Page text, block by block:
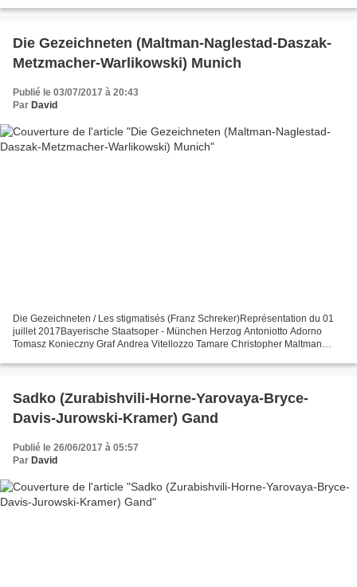
Die Gezeichneten (Maltman-Naglestad-Daszak-
Metzmacher-Warlikowski) Munich
Publié le 03/07/2017 à 20:43
Par David
Die Gezeichneten / Les stigmatisés (Franz Schreker)Représentation du 01
juillet 2017Bayerische Staatsoper - München Herzog Antoniotto Adorno
Tomasz Konieczny Graf Andrea Vitellozzo Tamare Christopher Maltman
Sadko (Zurabishvili-Horne-Yarovaya-Bryce-
Davis-Jurowski-Kramer) Gand
Publié le 26/06/2017 à 05:57
Par David